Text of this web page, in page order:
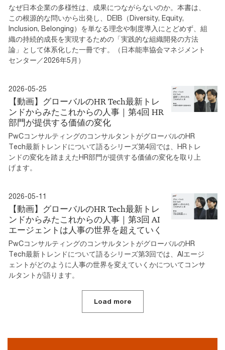
なぜ日本企業の多様性は、成果につながらないのか。本書は、
この根源的な問いから出発し、DEIB（Diversity, Equity,
Inclusion, Belonging）を単なる理念や制度導入にとどめず、組
織の持続的成長を実現するための「実践的な組織開発の方法
論」として体系化した一冊です。（日本能率協会マネジメント
センター／2026年5月）
2026-05-25
【動画】グローバルのHR Tech最新トレ
ンドからみたこれからの人事｜第4回 HR
部門が提供する価値の変化
PwCコンサルティングのコンサルタントがグローバルのHR
Tech最新トレンドについて語るシリーズ第4回では、HRトレ
ンドの変化を踏まえたHR部門が提供する価値の変化を取り上
げます。
2026-05-11
【動画】グローバルのHR Tech最新トレ
ンドからみたこれからの人事｜第3回 AI
エージェントは人事の世界を超えていく
PwCコンサルティングのコンサルタントがグローバルのHR
Tech最新トレンドについて語るシリーズ第3回では、AIエージ
ェントがどのように人事の世界を変えていくかについてコンサ
ルタントが語ります。
Load more